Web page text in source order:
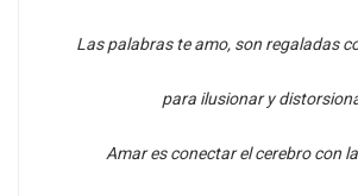
Las palabras te amo, son regaladas
para ilusionar y
Amar es conectar el cerebro con